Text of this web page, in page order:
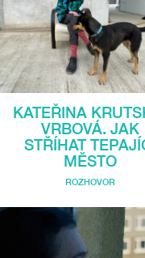
KATEŘINA
VRBOVÁ. JAK
STŘÍHAT
MĚSTO
ROZHOVOR